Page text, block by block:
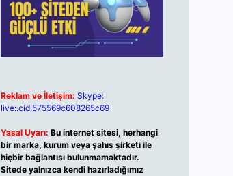
Reklam ve İletişim: Skype:
live:.cid.575569c608265c69
Yasal Uyarı: Bu internet sitesi, herhangi
bir marka, kurum veya şahıs şirketi ile
hiçbir bağlantısı bulunmamaktadır.
Sitede yalnızca kendi hazırladığımız